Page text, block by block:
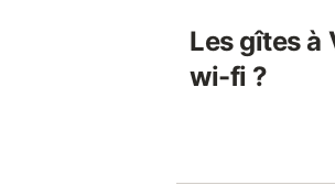
Les gîtes à
wi-fi ?